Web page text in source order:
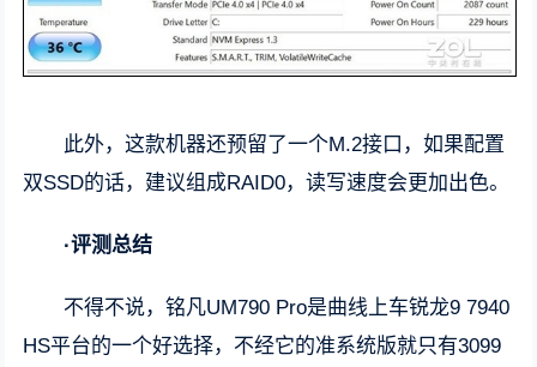
此外，这款机器还预留了一个M.2接口，如果配置
双SSD的话，建议组成RAID0，读写速度会更加出色。
·评测总结
不得不说，铭凡UM790 Pro是曲线上车锐龙9 7940
HS平台的一个好选择，不经它的准系统版就只有3099